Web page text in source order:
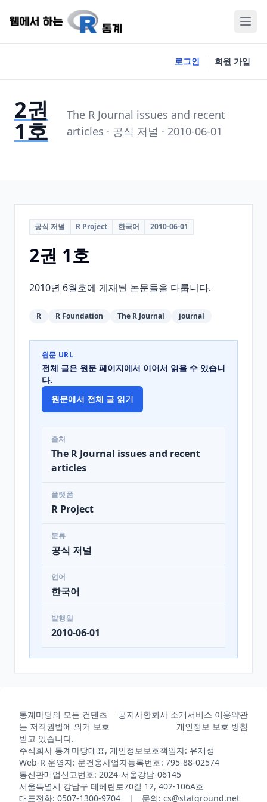
로그인 회원 가입
2권
1호
The R Journal issues and recent
articles · 공식 저널 · 2010-06-01
공식 저널 R Project 한국어 2010-06-01
2권 1호
2010년 6월호에 게재된 논문들을 다룹니다.
R R Foundation The R Journal journal
원문 URL
전체 글은 원문 페이지에서 이어서 읽을 수 있습니
다.
원문에서 전체 글 읽기
출처
The R Journal issues and recent
articles
플랫폼
R Project
분류
공식 저널
언어
한국어
발행일
2010-06-01
통계마당의 모든 컨텐츠
는 저작권법에 의거 보호
받고 있습니다.
공지사항회사 소개서비스 이용약관
개인정보 보호 방침
주식회사 통계마당대표, 개인정보보호책임자: 유재성
Web-R 운영자: 문건웅사업자등록번호: 795-88-02574
통신판매업신고번호: 2024-서울강남-06145
서울특별시 강남구 테헤란로70길 12, 402-106A호
대표전화: 0507-1300-9704 | 문의: cs@statground.net